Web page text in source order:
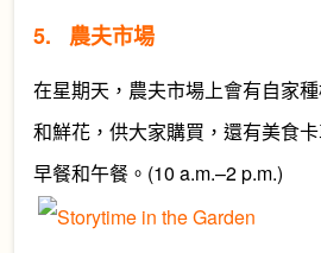
5. 農夫市場
在星期天，農夫市場上會有自家種
和鮮花 ，供大家購買 ，還有美食
早餐和午餐。(10 a.m.–2 p.m.)